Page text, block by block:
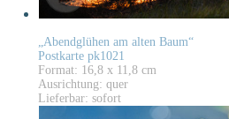
„Abendglühen am alten Baum“
Postkarte pk1021
Format: 16,8 x 11,8 cm
Ausrichtung: quer
Lieferbar: sofort